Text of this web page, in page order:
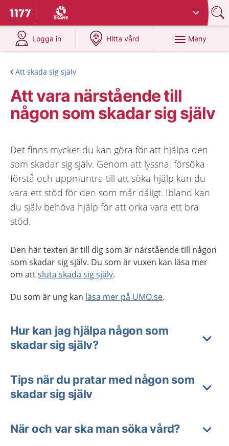
Till startsidan för 1177
Du har valt region
Logga in
på 1177.se
Hitta vård
på 1177.se
Meny
Att skada sig själv
Att vara närstående till
någon som skadar sig själv
Det finns mycket du kan göra för att hjälpa den
som skadar sig själv. Genom att lyssna, försöka
förstå och uppmuntra till att söka hjälp kan du
vara ett stöd för den som mår dåligt. Ibland kan
du själv behöva hjälp för att orka vara ett bra
stöd.
Den här texten är till dig som är närstående till någon
som skadar sig själv. Du som är vuxen kan läsa mer
om attsluta skada sig själv.
Du som är ung kan läsa mer på UMO.se.
Hur kan jag hjälpa någon som
skadar sig själv?
Tips när du pratar med någon som
skadar sig själv
När och var ska man söka vård?